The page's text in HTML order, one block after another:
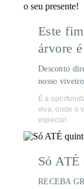
Este
árvore
Desconto
nosso
É a
viva, onde o
especial.
Só
RECEBA